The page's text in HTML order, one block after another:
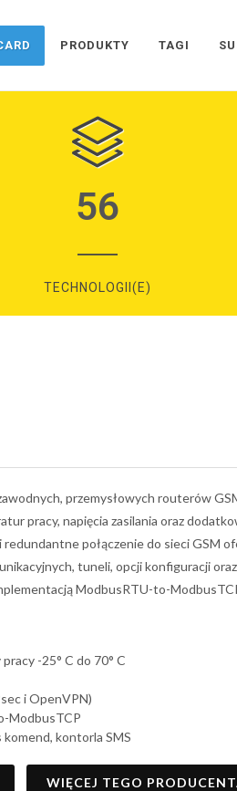
PRODUKTY TAGI
56
TECHNOLOGII(E)
przemysłowych routerów
pracy, napięcia zasilania oraz
połączenie do sieci GSM
tuneli, opcji konfiguracji
ModbusRTU-to-
-25° C do 70° C
i OpenVPN)
ModbusTCP
kontorla SMS
WIĘCEJ TEGO